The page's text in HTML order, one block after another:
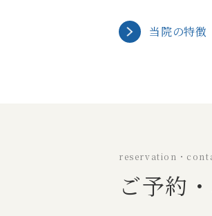
当院の特徴
reservation・
ご予約